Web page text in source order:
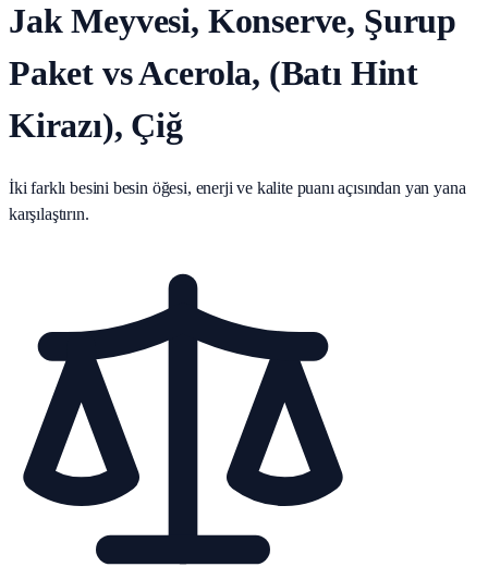
Jak Meyvesi, Konserve, Şurup
Paket vs Acerola, (Batı Hint
Kirazı), Çiğ
İki farklı besini besin öğesi, enerji ve kalite puanı açısından yan yana
karşılaştırın.